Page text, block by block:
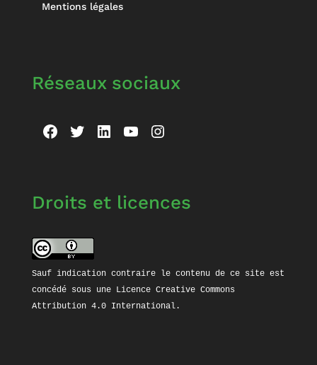
Mentions légales
Réseaux sociaux
Facebook
Twitter
LinkedIn
YouTubeInstagram
Droits et licences
Sauf indication contraire le contenu de ce site est
concédé sous une Licence Creative Commons
Attribution 4.0 International